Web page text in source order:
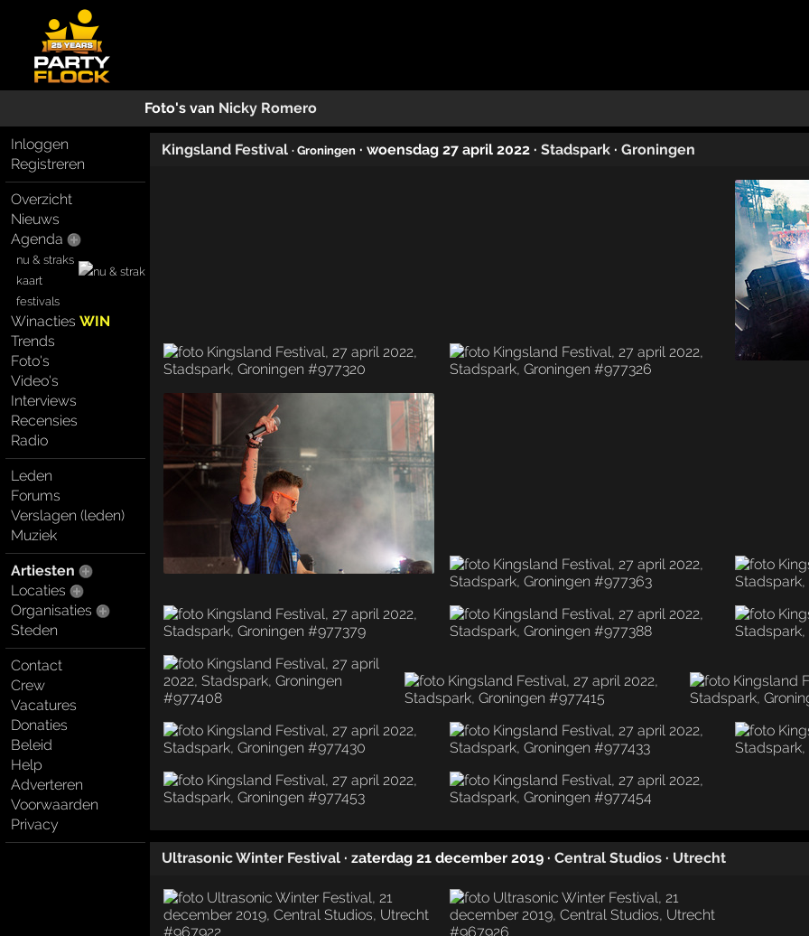
Foto's van Nicky Romero
Inloggen
Registreren
Overzicht
Nieuws
Agenda
nu & straks
kaart
festivals
WinactiesWIN
Trends
Foto's
Video's
Interviews
Recensies
Radio
Leden
Forums
Verslagen (leden)
Muziek
Artiesten
Locaties
Organisaties
Steden
Contact
Crew
Vacatures
Donaties
Beleid
Help
Adverteren
Voorwaarden
Privacy
Kingsland Festival · Groningen · woensdag 27 april 2022 · Stadspark · Groningen
Ultrasonic Winter Festival · zaterdag 21 december 2019 · Central Studios · Utrecht